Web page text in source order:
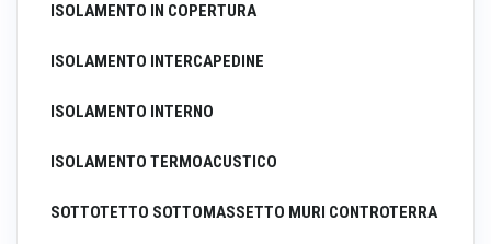
ISOLAMENTO IN COPERTURA
ISOLAMENTO INTERCAPEDINE
ISOLAMENTO INTERNO
ISOLAMENTO TERMOACUSTICO
SOTTOTETTO SOTTOMASSETTO MURI CONTROTERRA